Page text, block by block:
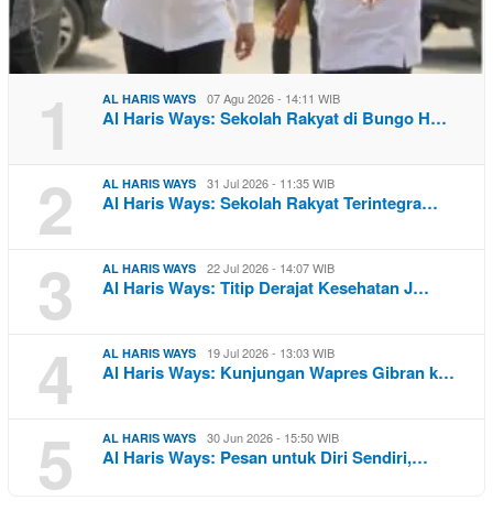
1 AL HARIS WAYS 07 Agu 2026 - 14:11 WIB
Al Haris Ways: Sekolah Rakyat di Bungo H…
2 AL HARIS WAYS 31 Jul 2026 - 11:35 WIB
Al Haris Ways: Sekolah Rakyat Terintegra…
3 AL HARIS WAYS 22 Jul 2026 - 14:07 WIB
Al Haris Ways: Titip Derajat Kesehatan J…
4 AL HARIS WAYS 19 Jul 2026 - 13:03 WIB
Al Haris Ways: Kunjungan Wapres Gibran k…
5 AL HARIS WAYS 30 Jun 2026 - 15:50 WIB
Al Haris Ways: Pesan untuk Diri Sendiri,…